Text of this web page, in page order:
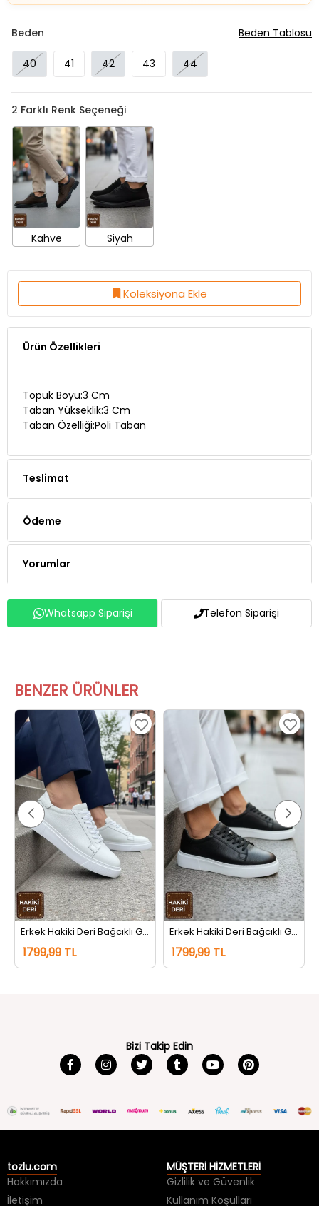
Beden
40 41 42 43 44
Beden Tablosu
2 Farklı Renk Seçeneği
Kahve Siyah
Koleksiyona Ekle
Ürün Özellikleri
Topuk Boyu:3 Cm
Taban Yükseklik:3 Cm
Taban Özelliği:Poli Taban
Teslimat
Ödeme
Yorumlar
Whatsapp Siparişi Telefon Siparişi
BENZER ÜRÜNLER
Erkek Hakiki Deri Bağcıklı Günlük Ayakkabı Beyaz
1799,99 TL
Erkek Hakiki Deri Bağcıklı Günlük Ayakkabı Siyahbeyaz
1799,99 TL
Bizi Takip Edin
tozlu.com
Hakkımızda
İletişim
MÜŞTERİ HİZMETLERİ
Gizlilik ve Güvenlik
Kullanım Koşulları